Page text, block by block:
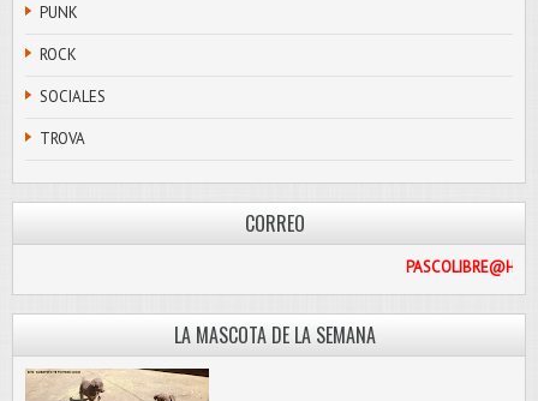
PUNK
ROCK
SOCIALES
TROVA
CORREO
LA MASCOTA DE LA SEMANA